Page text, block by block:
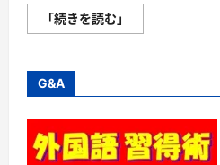
「続きを読む」
6
偏
値
が
15
上
G&A